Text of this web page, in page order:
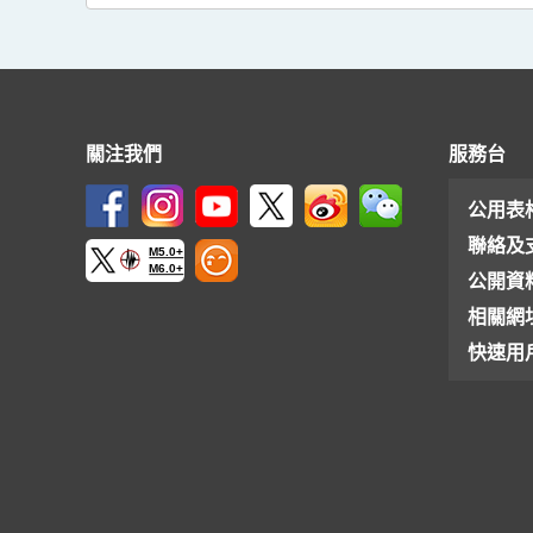
關注我們
M5.0+
M6.0+
服務台
公用表
聯絡及
公開資
相關網
快速用